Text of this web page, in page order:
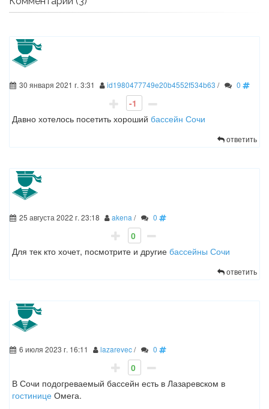
30 января 2021 г. 3:31 id1980477749e20b4552f534b63 / 0
-1
Давно хотелось посетить хороший бассейн Сочи
ответить
25 августа 2022 г. 23:18 akena / 0
0
Для тек кто хочет, посмотрите и другие бассейны Сочи
ответить
6 июля 2023 г. 16:11 lazarevec/ 0
0
В Сочи подогреваемый бассейн есть в Лазаревском в
гостинице Омега.